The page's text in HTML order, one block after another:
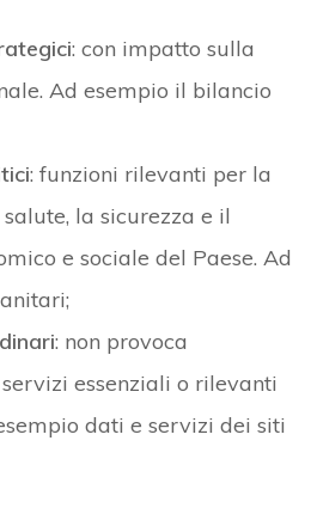
: con impatto sulla
Ad esempio il bilancio
: funzioni rilevanti per la
la sicurezza e il
e sociale del Paese. Ad
: non provoca
essenziali o rilevanti
dati e servizi dei siti